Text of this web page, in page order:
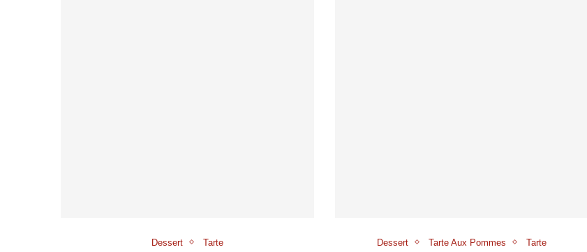
Dessert Tarte Dessert Tarte Aux Pommes Tarte